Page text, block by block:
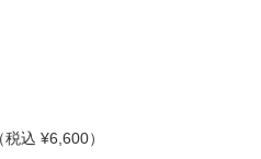
税込 ¥6,600）